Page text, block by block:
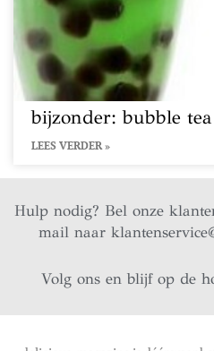
bijzonder: bubble tea
LEES VERDER »
Hulp nodig? Bel onze
mail naar
Volg ons en blijf op de